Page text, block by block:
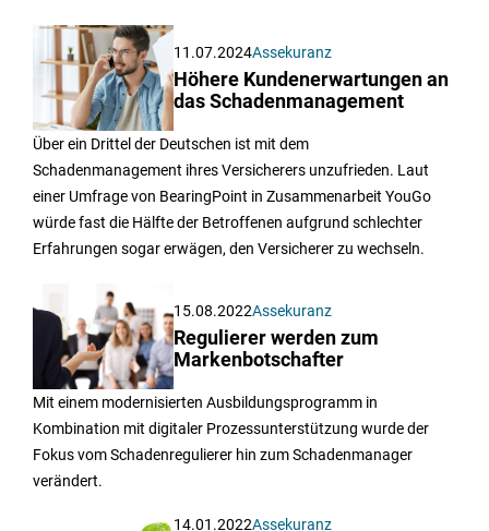
11.07.2024Assekuranz
Höhere Kundenerwartungen an
das Schadenmanagement
Über ein Drittel der Deutschen ist mit dem
Schadenmanagement ihres Versicherers unzufrieden. Laut
einer Umfrage von BearingPoint in Zusammenarbeit YouGo
würde fast die Hälfte der Betroffenen aufgrund schlechter
Erfahrungen sogar erwägen, den Versicherer zu wechseln.
15.08.2022Assekuranz
Regulierer werden zum
Markenbotschafter
Mit einem modernisierten Ausbildungsprogramm in
Kombination mit digitaler Prozessunterstützung wurde der
Fokus vom Schadenregulierer hin zum Schadenmanager
verändert.
14.01.2022Assekuranz